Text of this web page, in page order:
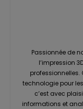
Passionnée de
l’impression
professionnelles.
technologie pour
c’est avec
informations et